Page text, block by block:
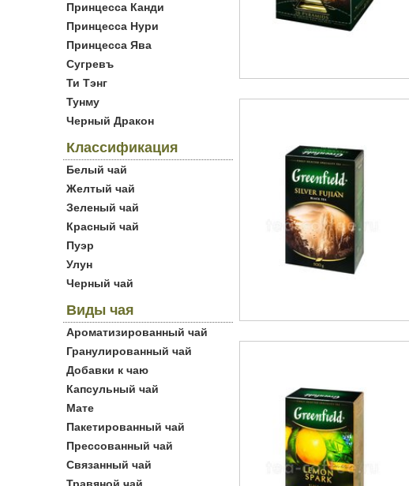
Принцесса Канди
Принцесса Нури
Принцесса Ява
Сугревъ
Ти Тэнг
Тунму
Черный Дракон
Классификация
Белый чай
Желтый чай
Зеленый чай
Красный чай
Пуэр
Улун
Черный чай
Виды чая
Ароматизированный чай
Гранулированный чай
Добавки к чаю
Капсульный чай
Мате
Пакетированный чай
Прессованный чай
Связанный чай